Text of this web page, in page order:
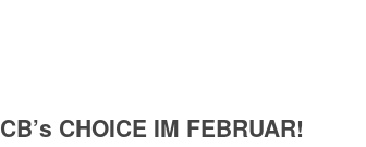
CB’s CHOICE IM FEBRUAR!